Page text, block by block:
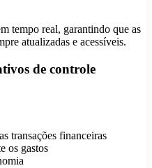
tempo real, garantindo que as
atualizadas e acessíveis.
de controle
transações financeiras
os gastos